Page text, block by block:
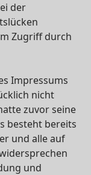
der
Zugriff durch
Impressums
nicht
zuvor seine
besteht bereits
und alle auf
und